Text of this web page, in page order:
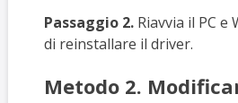
Passaggio 2.Riavvia il PC e
di reinstallare il driver.
Metodo 2.